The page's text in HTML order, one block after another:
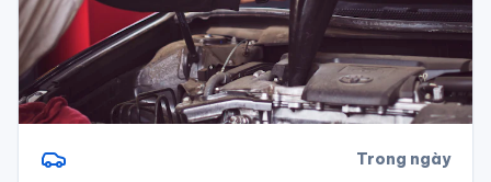
Trong ngày